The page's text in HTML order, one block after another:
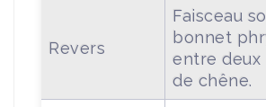
Revers
Faisceau
bonnet
entre deux
de chêne.